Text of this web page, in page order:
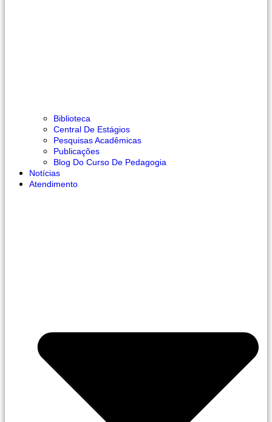
Biblioteca
Central De Estágios
Pesquisas Acadêmicas
Publicações
Blog Do Curso De Pedagogia
Notícias
Atendimento